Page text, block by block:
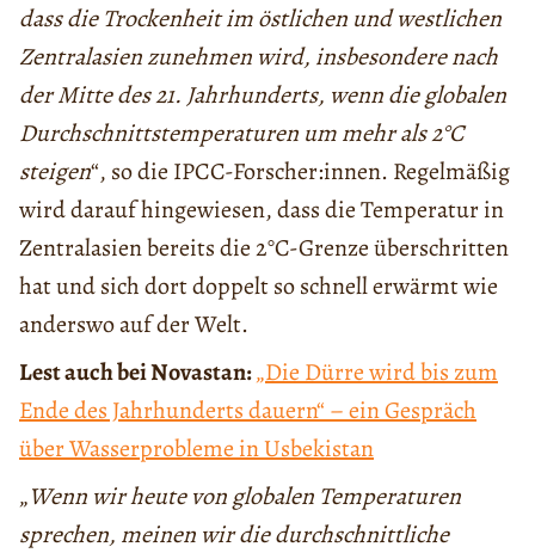
dass die Trockenheit im östlichen und westlichen
Zentralasien zunehmen wird, insbesondere nach
der Mitte des 21. Jahrhunderts, wenn die globalen
Durchschnittstemperaturen um mehr als 2°C
steigen“, so die IPCC-Forscher:innen. Regelmäßig
wird darauf hingewiesen, dass die Temperatur in
Zentralasien bereits die 2°C-Grenze überschritten
hat und sich dort doppelt so schnell erwärmt wie
anderswo auf der Welt.
Lest auch bei Novastan:„Die Dürre wird bis zum
Ende des Jahrhunderts dauern“ – ein Gespräch
über Wasserprobleme in Usbekistan
„Wenn wir heute von globalen Temperaturen
sprechen, meinen wir die durchschnittliche